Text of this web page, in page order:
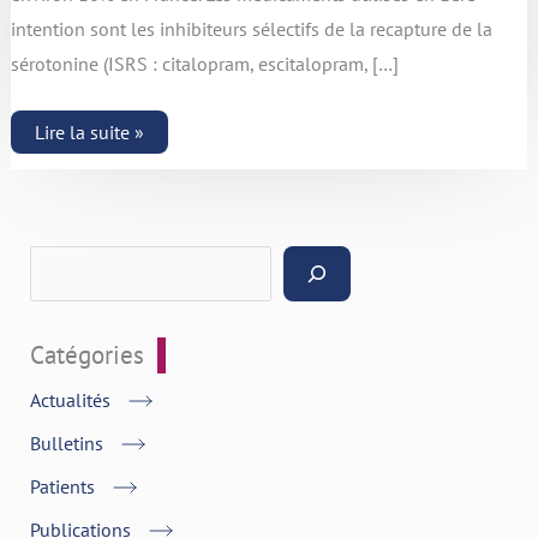
intention sont les inhibiteurs sélectifs de la recapture de la
sérotonine (ISRS : citalopram, escitalopram, […]
Lire la suite »
Catégories
Actualités
Bulletins
Patients
Publications